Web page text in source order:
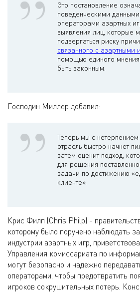
Это постановление
поведенческими
операторами азартных
выявления лиц, которые
подвергаться риску
связанного с азартными
помощью единого
быть законным.
Господин Миллер добавил:
Теперь мы с
отрасль быстро начнет
затем оценит подход,
для решения
задачи по достижению
клиенте».
Крис Филп (Chris Philp) -
которому было поручено наблюдать
индустрии азартных игр,
Управления комиссариата по
могут безопасно и надежно
операторами, чтобы предотвратить
игроков сокрушительных потерь.